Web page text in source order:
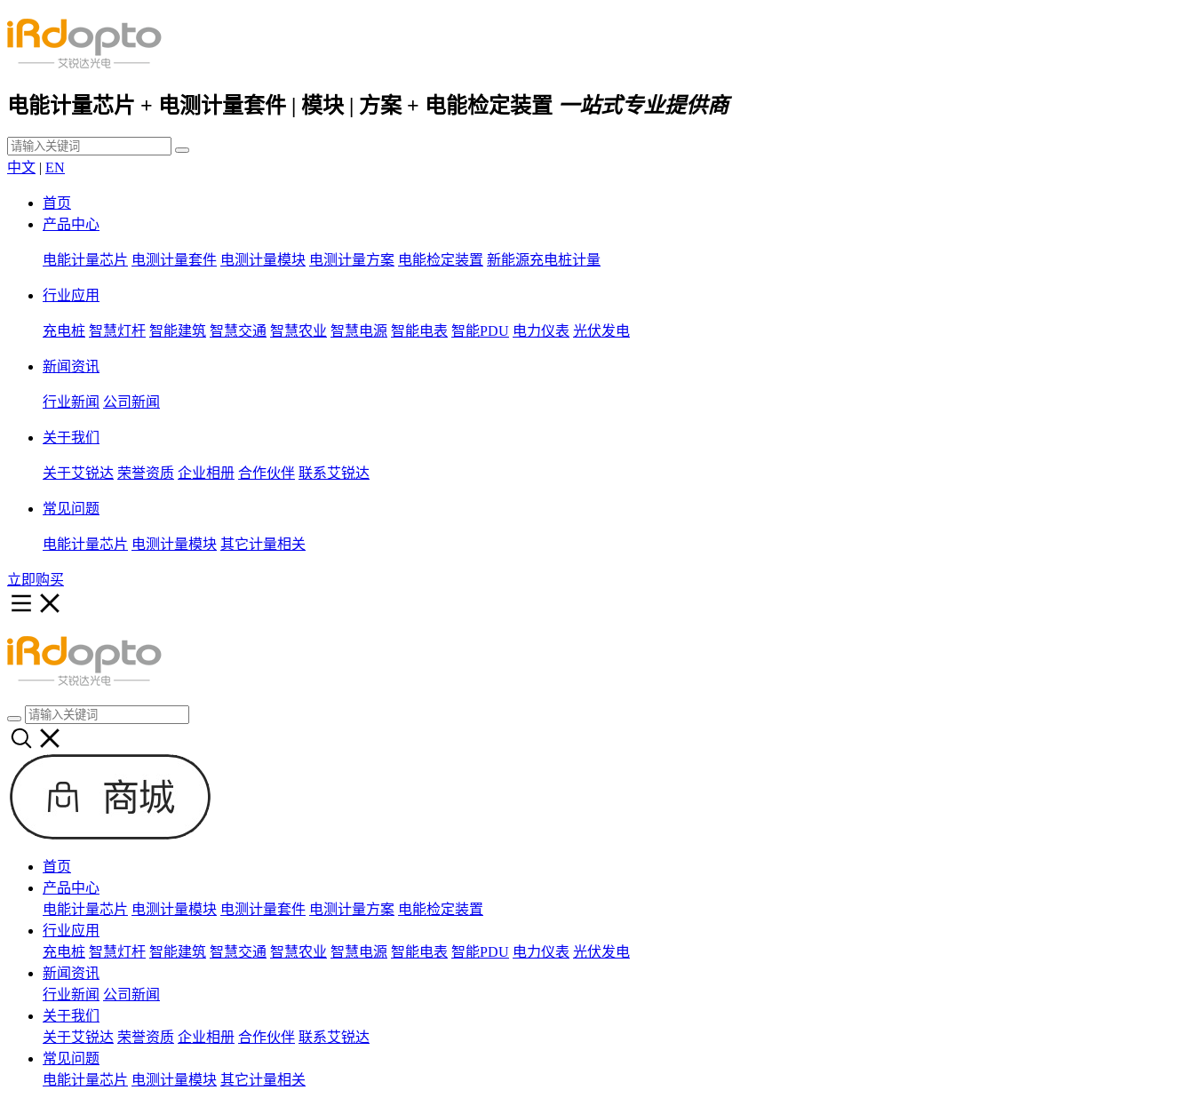
电能计量芯片 + 电测计量套件 | 模块 | 方案 + 电能检定装置 一站式专业提供商
中文 | EN
首页
产品中心
电能计量芯片 电测计量套件 电测计量模块 电测计量方案 电能检定装置 新能源充电桩计量
行业应用
充电桩 智慧灯杆 智能建筑 智慧交通 智慧农业 智慧电源 智能电表 智能PDU 电力仪表 光伏发电
新闻资讯
行业新闻 公司新闻
关于我们
关于艾锐达 荣誉资质 企业相册 合作伙伴 联系艾锐达
常见问题
电能计量芯片 电测计量模块 其它计量相关
立即购买
首页
产品中心
电能计量芯片 电测计量模块 电测计量套件 电测计量方案 电能检定装置
行业应用
充电桩 智慧灯杆 智能建筑 智慧交通 智慧农业 智慧电源 智能电表 智能PDU 电力仪表 光伏发电
新闻资讯
行业新闻 公司新闻
关于我们
关于艾锐达 荣誉资质 企业相册 合作伙伴 联系艾锐达
常见问题
电能计量芯片 电测计量模块 其它计量相关